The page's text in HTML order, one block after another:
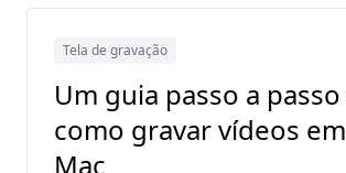
Tela de gravação
Um guia passo a
como gravar vídeos
Mac